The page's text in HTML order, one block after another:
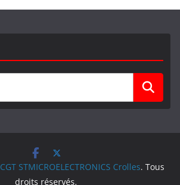
CGT STMICROELECTRONICS Crolles. Tous
droits réservés.